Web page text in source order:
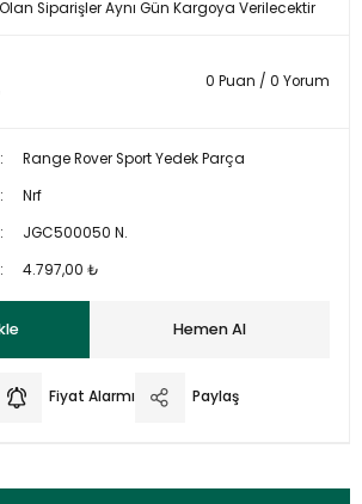
Siparişler Aynı Gün Kargoya Verilecektir
0 Puan / 0 Yorum
Range Rover Sport Yedek Parça
Nrf
JGC500050 N.
4.797,00 ₺
Hemen Al
Fiyat Alarmı Paylaş